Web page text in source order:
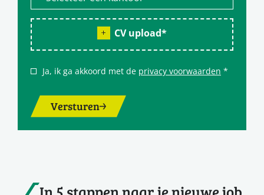
CV upload*
Ja, ik ga akkoord met de privacy voorwaarden *
Versturen